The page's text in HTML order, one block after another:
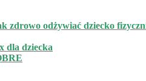
zdrowo odżywiać dziecko
dla dziecka